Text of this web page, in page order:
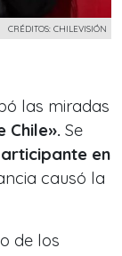
CRÉDITOS: CHILEVISIÓN
las miradas
Chile». Se
en
causó la
de los